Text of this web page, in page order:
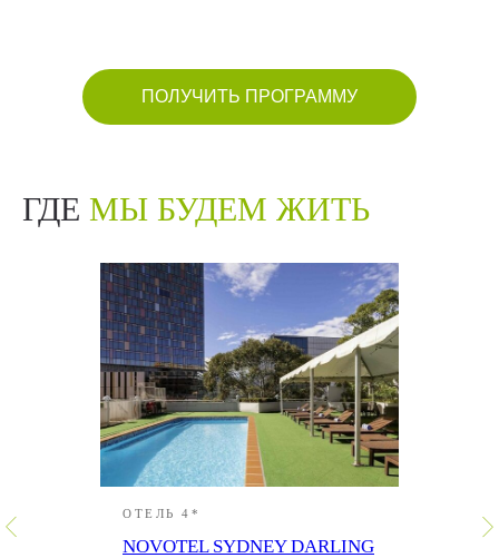
ПОЛУЧИТЬ ПРОГРАММУ
ГДЕ МЫ БУДЕМ ЖИТЬ
ОТЕЛЬ 4*
NOVOTEL SYDNEY DARLING